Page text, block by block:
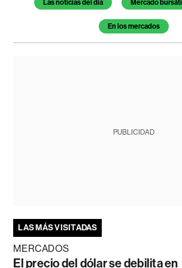
Las noticias del día Mercado bursátil
En los mercados
PUBLICIDAD
LAS MÁS VISITADAS
MERCADOS
El precio del dólar se debilita en